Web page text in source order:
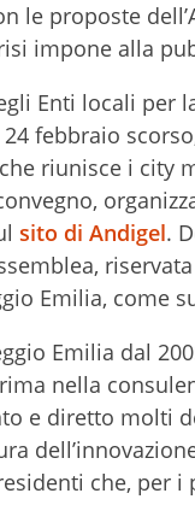
le proposte
impone alla
Enti locali per
febbraio
riunisce i city
sito di Andigel.
Emilia, come
Emilia dal
nella
e diretto molti
che, per